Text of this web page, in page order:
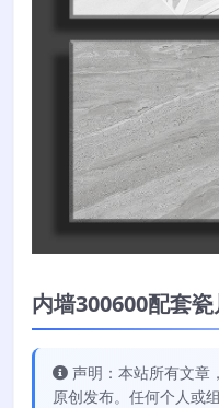
内墙300600配套
声明：本站所有文章
原创发布。任何个人或